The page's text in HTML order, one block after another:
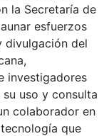
la Secretaría de
esfuerzos
divulgación del
investigadores
uso y consulta
colaborador en
que